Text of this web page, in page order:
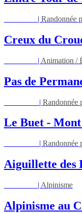
| Randonnée
Creux du
| Animation /
Pas de
| Randonnée
Le Buet - Mont
| Randonnée
Aiguillette des
| Alpinisme
Alpinisme au